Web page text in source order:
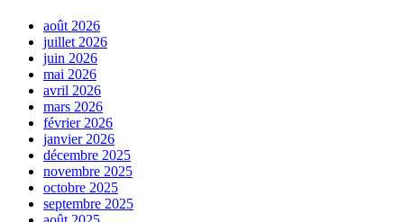
août 2026
juillet 2026
juin 2026
mai 2026
avril 2026
mars 2026
février 2026
janvier 2026
décembre 2025
novembre 2025
octobre 2025
septembre 2025